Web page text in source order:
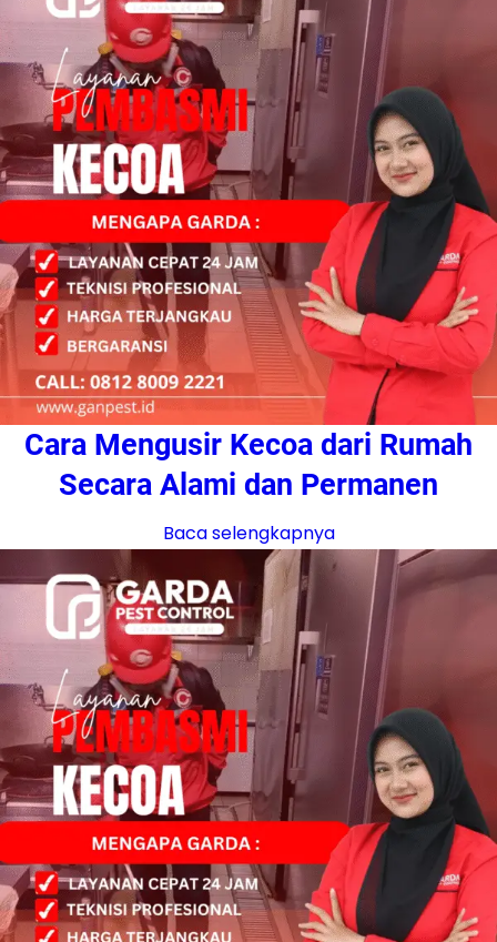
Cara Mengusir Kecoa dari Rumah
Secara Alami dan Permanen
Baca selengkapnya